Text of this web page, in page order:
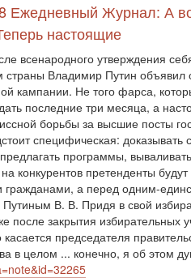
Ежедневный Журнал: А
настоящие
всенародного утверждения
страны Владимир Путин объявил
кампании. Не того фарса,
последние три месяца, а
борьбы за высшие посты
специфическая: доказывать
программы,
конкурентов претенденты
гражданами, а перед одним-
Путиным В. В. Придя в свой
после закрытия избирательных
председателя
в целом ... конечно, я об этом